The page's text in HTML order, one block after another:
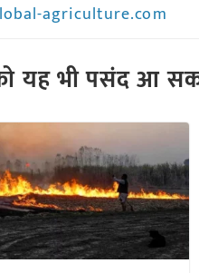
agriculture.com
यह भी पसंद आ